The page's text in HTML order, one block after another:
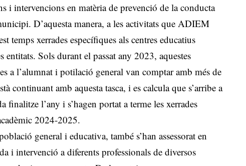
i intervencions en matèria de prevenció de la conducta
D’aquesta manera, a les activitats que ADIEM
temps xerrades específiques als centres educatius
entitats. Sols durant el passat any 2023, aquestes
a l’alumnat i potilació general van comptar amb més de
continuant amb aquesta tasca, i es calcula que s’arribe a
finalitze l’any i s’hagen portat a terme les xerrades
2024-2025.
general i educativa, també s’han assessorat en
i intervenció a diferents professionals de diversos